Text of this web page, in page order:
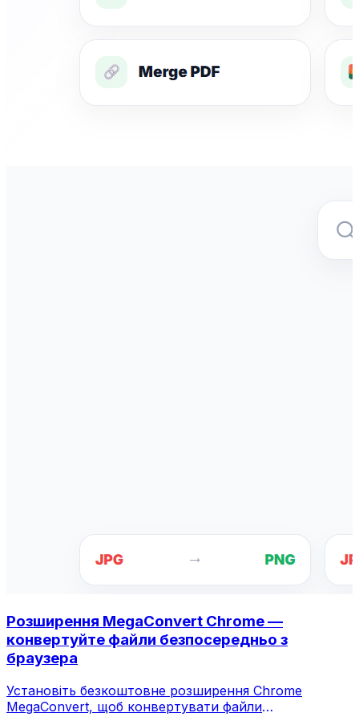
Розширення MegaConvert Chrome —
конвертуйте файли безпосередньо з
браузера
Установіть безкоштовне розширення Chrome
MegaConvert, щоб конвертувати файли